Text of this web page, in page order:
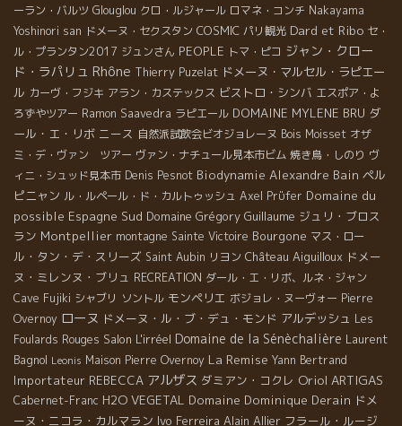
ーラン・バルツ Glouglou クロ・ルジャール ロマネ・コンチ Nakayama
Yoshinori san ドメーヌ・セクスタン COSMIC パリ観光 Dard et Ribo セ・
ル・プランタン2017 ジュンさん PEOPLE トマ・ピコ ジャン・クロー
ド・ラパリュ Rhône Thierry Puzelat ドメーヌ・マルセル・ラピエー
ル カーヴ・フジキ アラン・カステックス ビストロ・シンバ エスポア・よ
ろずやツアー Ramon Saavedra ラピエール DOMAINE MYLENE BRU ダ
ール・エ・リボ ニース 自然派試飲会ビオジョレーヌ Bois Moisset オザ
ミ・デ・ヴァン ツアー ヴァン・ナチュール見本市ビム 焼き鳥・しのり ヴ
ィニ・シュッド見本市 Denis Pesnot Biodynamie Alexandre Bain ペル
ピニャン ル・ルペール・ド・カルトゥッシュ Axel Prϋfer Domaine du
possible Espagne Sud Domaine Grégory Guillaume ジュリ・ブロス
ラン Montpellier montagne Sainte Victoire Bourgone マス・ロー
ル・タン・デ・スリーズ Saint Aubin リヨン Château Aiguilloux ドメー
ヌ・ミレンヌ・ブリュ RECREATION ダール・エ・リボ、ルネ・ジャン
Cave Fujiki シャブリ ソントル モンペリエ ボジョレ・ヌーヴォー Pierre
Overnoy ローヌ ドメーヌ・ル・ブ・デュ・モンド アルデッシュ Les
Foulards Rouges Salon L'irréel Domaine de la Sénèchalière Laurent
Bagnol Leonis Maison Pierre Overnoy La Remise Yann Bertrand
Importateur REBECCA アルザス ダミアン・コクレ Oriol ARTIGAS
Cabernet-Franc H2O VEGETAL Domaine Dominique Derain ドメ
ーヌ・ニコラ・カルマラン Ivo Ferreira Alain Allier フラール・ルージ